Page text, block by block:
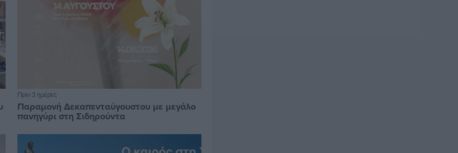
Πριν 3 ημέρες
Παραμονή Δεκαπενταύγουστου με μεγάλο
πανηγύρι στη Σιδηρούντα